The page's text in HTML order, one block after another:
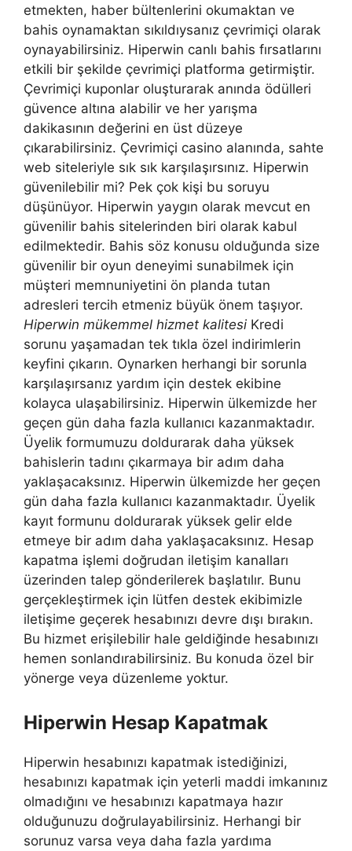
etmekten, haber bültenlerini okumaktan ve
bahis oynamaktan sıkıldıysanız çevrimiçi olarak
oynayabilirsiniz. Hiperwin canlı bahis fırsatlarını
etkili bir şekilde çevrimiçi platforma getirmiştir.
Çevrimiçi kuponlar oluşturarak anında ödülleri
güvence altına alabilir ve her yarışma
dakikasının değerini en üst düzeye
çıkarabilirsiniz. Çevrimiçi casino alanında, sahte
web siteleriyle sık sık karşılaşırsınız. Hiperwin
güvenilebilir mi? Pek çok kişi bu soruyu
düşünüyor. Hiperwin yaygın olarak mevcut en
güvenilir bahis sitelerinden biri olarak kabul
edilmektedir. Bahis söz konusu olduğunda size
güvenilir bir oyun deneyimi sunabilmek için
müşteri memnuniyetini ön planda tutan
adresleri tercih etmeniz büyük önem taşıyor.
Hiperwin mükemmel hizmet kalitesi Kredi
sorunu yaşamadan tek tıkla özel indirimlerin
keyfini çıkarın. Oynarken herhangi bir sorunla
karşılaşırsanız yardım için destek ekibine
kolayca ulaşabilirsiniz. Hiperwin ülkemizde her
geçen gün daha fazla kullanıcı kazanmaktadır.
Üyelik formumuzu doldurarak daha yüksek
bahislerin tadını çıkarmaya bir adım daha
yaklaşacaksınız. Hiperwin ülkemizde her geçen
gün daha fazla kullanıcı kazanmaktadır. Üyelik
kayıt formunu doldurarak yüksek gelir elde
etmeye bir adım daha yaklaşacaksınız. Hesap
kapatma işlemi doğrudan iletişim kanalları
üzerinden talep gönderilerek başlatılır. Bunu
gerçekleştirmek için lütfen destek ekibimizle
iletişime geçerek hesabınızı devre dışı bırakın.
Bu hizmet erişilebilir hale geldiğinde hesabınızı
hemen sonlandırabilirsiniz. Bu konuda özel bir
yönerge veya düzenleme yoktur.
Hiperwin Hesap Kapatmak
Hiperwin hesabınızı kapatmak istediğinizi,
hesabınızı kapatmak için yeterli maddi imkanınız
olmadığını ve hesabınızı kapatmaya hazır
olduğunuzu doğrulayabilirsiniz. Herhangi bir
sorunuz varsa veya daha fazla yardıma